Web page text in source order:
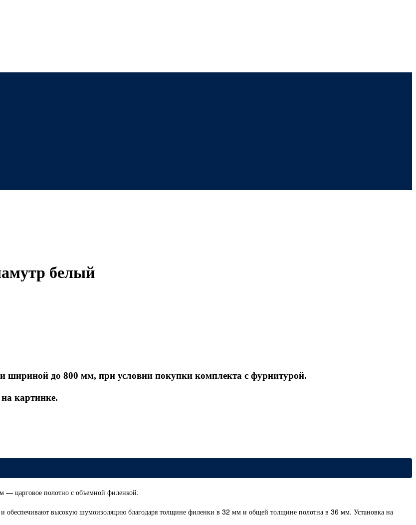
белый
шириной до 800 мм, при условии покупки комплекта с фурнитурой.
картинке.
— царговое полотно с объемной филенкой.
обеспечивают высокую шумоизоляцию благодаря толщине филенки в 32 мм и общей толщине полотна в 36 мм. Установка на